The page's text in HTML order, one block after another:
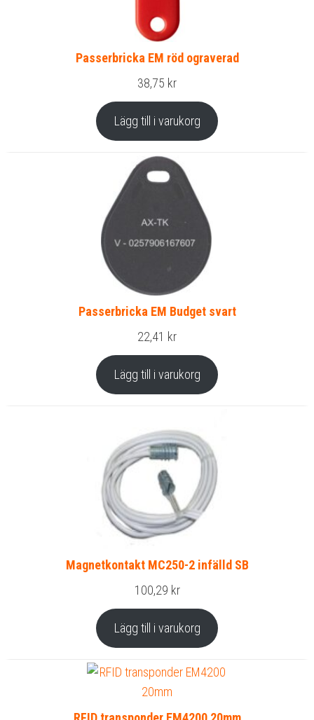
Passerbricka EM röd ograverad
38,75 kr
Lägg till i varukorg
Passerbricka EM Budget svart
22,41 kr
Lägg till i varukorg
Magnetkontakt MC250-2 infälld SB
100,29 kr
Lägg till i varukorg